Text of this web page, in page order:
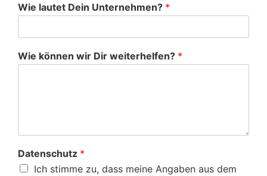
Wie lautet Dein Unternehmen? *
Wie können wir Dir weiterhelfen? *
Datenschutz *
Ich stimme zu, dass meine Angaben aus dem